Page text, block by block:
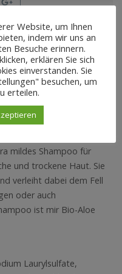
REZENSIONEN (0)
mildes Shampoo für
und trockene Haut. Sie
verleiht dabei dem Fell
oder auch
ist mir Bio-Aloe
Laurylsul­fate,
Website, um Ihnen
indem wir uns an
Besuche erinnern.
erklären Sie sich
einverstanden. Sie
besuchen, um
erteilen.